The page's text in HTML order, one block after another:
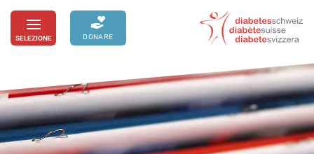
Passa
contenutotoggle
menu
SELEZIONE DONARE